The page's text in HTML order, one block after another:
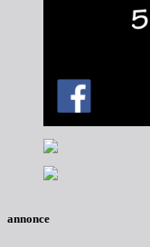
annonce